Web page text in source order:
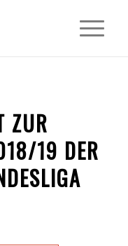
ZUR
19 DER